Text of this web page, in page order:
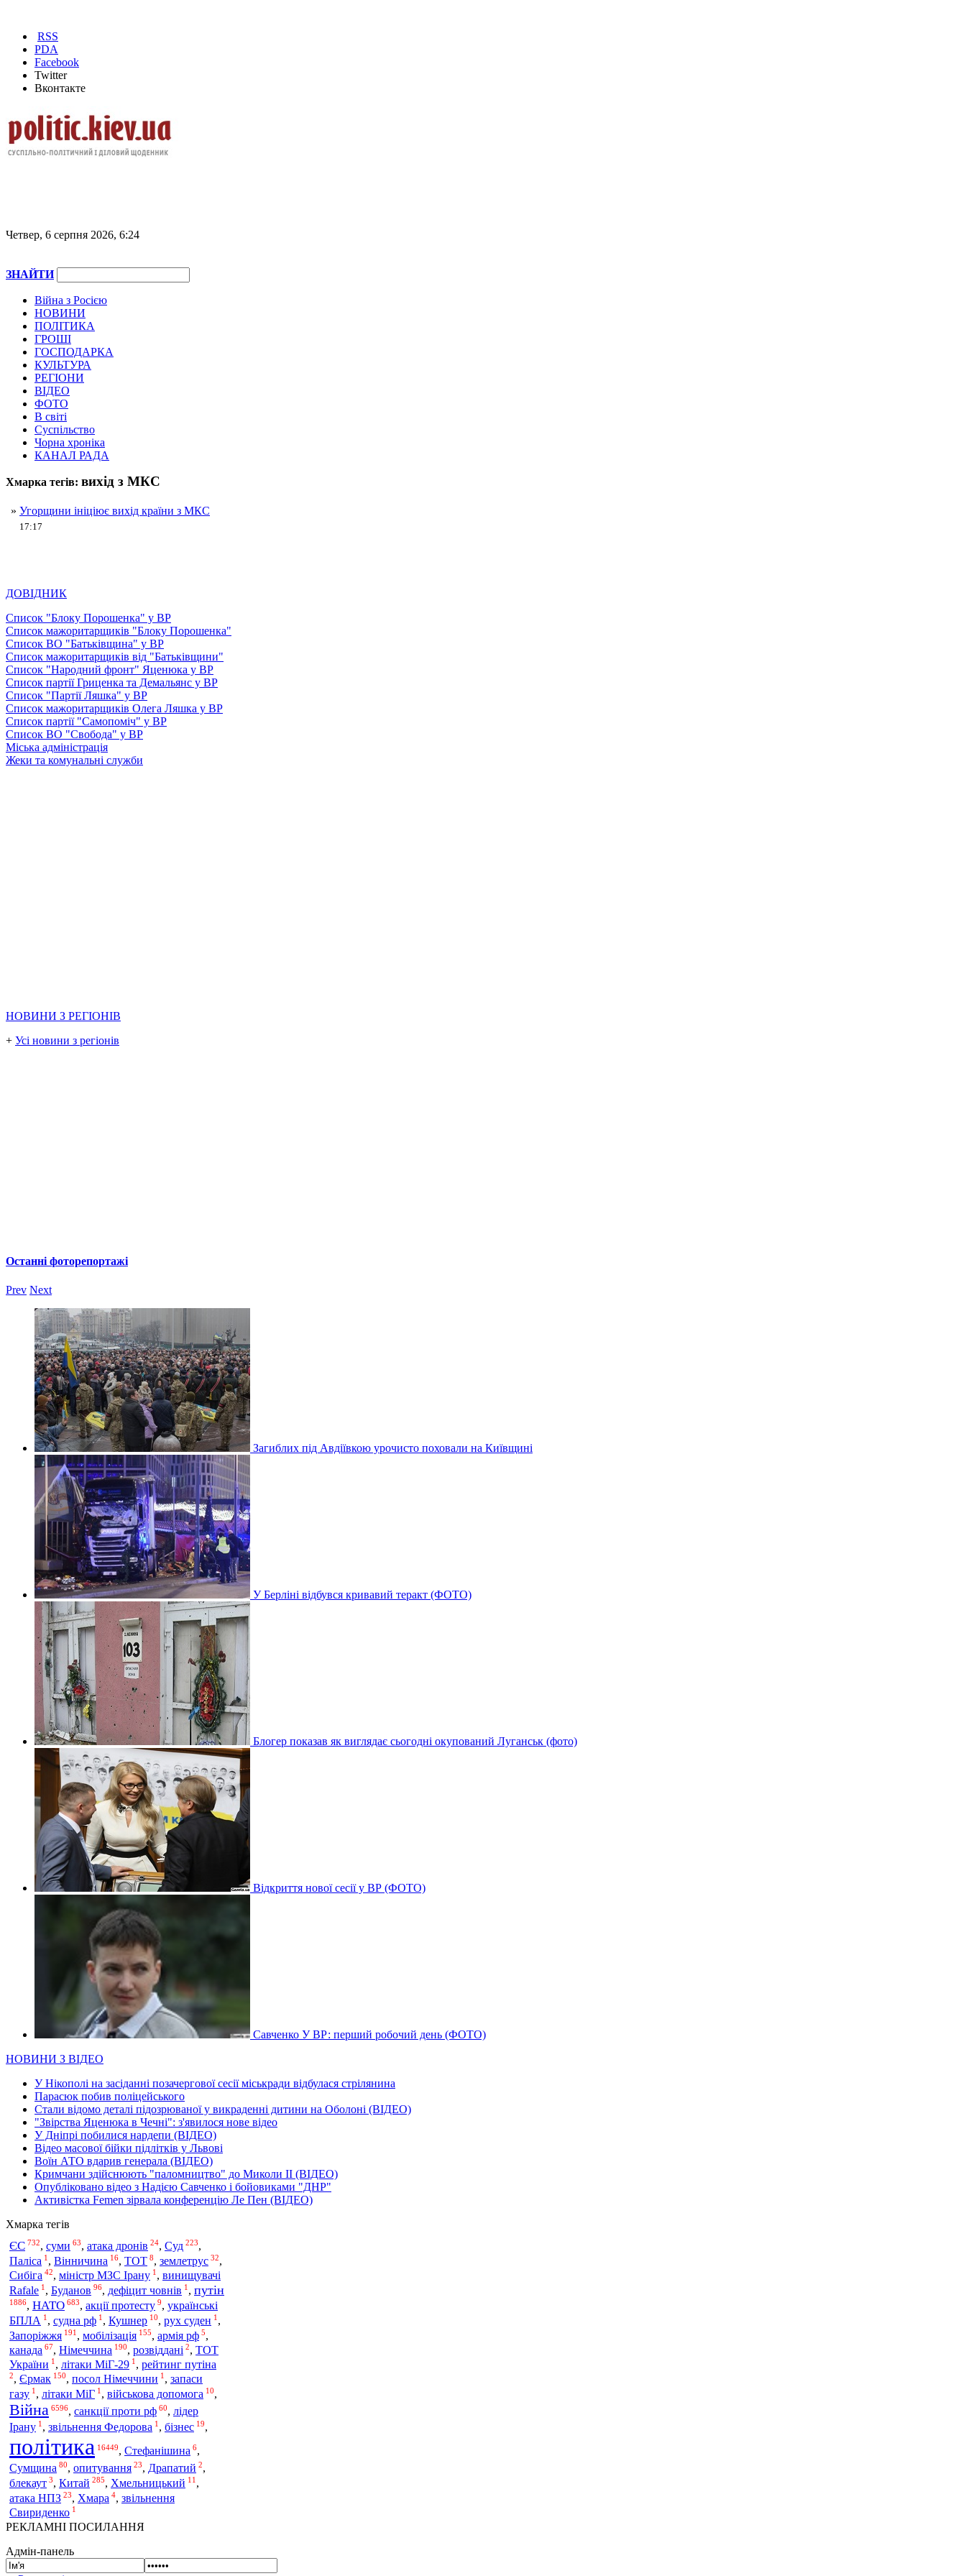
RSS
PDA
Facebook
Twitter
Вконтакте
Четвер, 6 серпня 2026, 6:24
ЗНАЙТИ
Війна з Росією
НОВИНИ
ПОЛІТИКА
ГРОШІ
ГОСПОДАРКА
КУЛЬТУРА
РЕГІОНИ
ВІДЕО
ФОТО
В світі
Суспільство
Чорна хроніка
КАНАЛ РАДА
Хмарка тегів: вихід з МКС
» Угорщини ініціює вихід країни з МКС
17:17
ДОВІДНИК
Список "Блоку Порошенка" у ВР
Список мажоритарщиків "Блоку Порошенка"
Список ВО "Батьківщина" у ВР
Список мажоритарщиків від "Батьківщини"
Список "Народний фронт" Яценюка у ВР
Список партії Гриценка та Демальянс у ВР
Список "Партії Ляшка" у ВР
Список мажоритарщиків Олега Ляшка у ВР
Список партії "Самопоміч" у ВР
Список ВО "Свобода" у ВР
Міська адміністрація
Жеки та комунальні служби
НОВИНИ З РЕГІОНІВ
+ Усі новини з регіонів
Останні фоторепортажі
Prev Next
Загиблих під Авдіївкою урочисто поховали на Київщині
У Берліні відбувся кривавий теракт (ФОТО)
Блогер показав як виглядає сьогодні окупований Луганськ (фото)
Відкриття нової сесії у ВР (ФОТО)
Савченко У ВР: перший робочий день (ФОТО)
НОВИНИ З ВІДЕО
У Нікополі на засіданні позачергової сесії міськради відбулася стрілянина
Парасюк побив поліцейського
Стали відомо деталі підозрюваної у викраденні дитини на Оболоні (ВІДЕО)
"Звірства Яценюка в Чечні": з'явилося нове відео
У Дніпрі побилися нардепи (ВІДЕО)
Відео масової бійки підлітків у Львові
Воїн АТО вдарив генерала (ВІДЕО)
Кримчани здійснюють "паломництво" до Миколи ІІ (ВІДЕО)
Опубліковано відео з Надією Савченко і бойовиками "ДНР"
Активістка Femen зірвала конференцію Ле Пен (ВІДЕО)
Хмарка тегів
ЄС 732, суми 63, атака дронів 24, Суд 223,
Паліса 1 , Вінничина 16, ТОТ 8, землетрус 32,
Сибіга 42, міністр МЗС Ірану 1 , винищувачі
Rafale 1 , Буданов 96, дефіцит човнів 1 , путін
1886, НАТО 683, акції протесту 9, українські
БПЛА 1 , судна рф 1 , Кушнер 10, рух суден 1 ,
Запоріжжя 191 , мобілізація 155, армія рф 5,
канада 67, Німеччина 190, розвіддані 2, ТОТ
України 1 , літаки МіГ-29 1 , рейтинг путіна
2, Єрмак 150, посол Німеччини 1, запаси
газу 1 , літаки МіГ 1 , військова допомога 10,
Війна 6596, санкції проти рф 60, лідер
Ірану 1 , звільнення Федорова 1 , бізнес 19,
політика 16449, Стефанішина 6,
Сумщина 80, опитування 23, Драпатий 2,
блекаут 3, Китай 285, Хмельницький 11 ,
атака НПЗ 23, Хмара 4, звільнення
Свириденко 1
РЕКЛАМНІ ПОСИЛАННЯ
Адмін-панель